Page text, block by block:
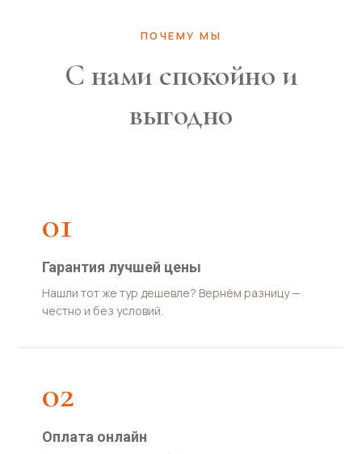
ПОЧЕМУ МЫ
С нами спокойно и
выгодно
01
Гарантия лучшей цены
Нашли тот же тур дешевле? Вернём разницу —
честно и без условий.
02
Оплата онлайн